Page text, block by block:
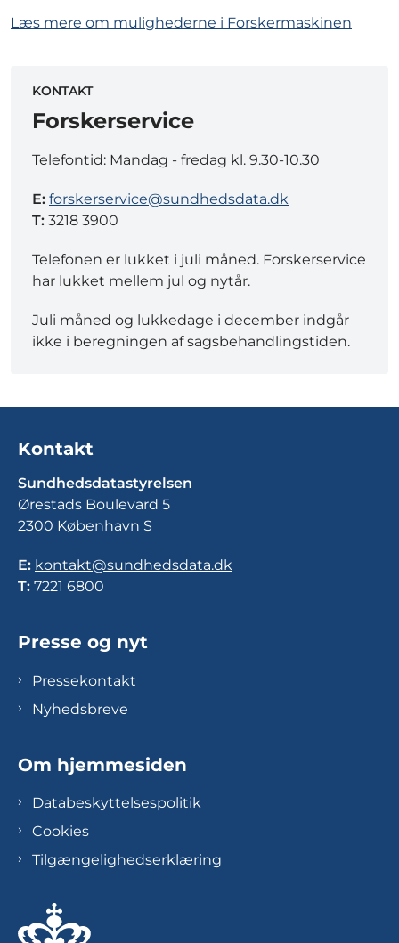
Læs mere om mulighederne i Forskermaskinen
KONTAKT
Forskerservice
Telefontid: Mandag - fredag kl. 9.30-10.30
E: forskerservice@sundhedsdata.dk
T: 3218 3900
Telefonen er lukket i juli måned. Forskerservice
har lukket mellem jul og nytår.
Juli måned og lukkedage i december indgår
ikke i beregningen af sagsbehandlingstiden.
Kontakt
Sundhedsdatastyrelsen
Ørestads Boulevard 5
2300 København S
E: kontakt@sundhedsdata.dk
T: 7221 6800
Presse og nyt
Pressekontakt
Nyhedsbreve
Om hjemmesiden
Databeskyttelsespolitik
Cookies
Tilgængelighedserklæring